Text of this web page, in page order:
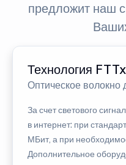
предложит наш
Технология FTTx
Оптическое волокно
За счет светового
в интернет: при
МБит, а при
Дополнительное